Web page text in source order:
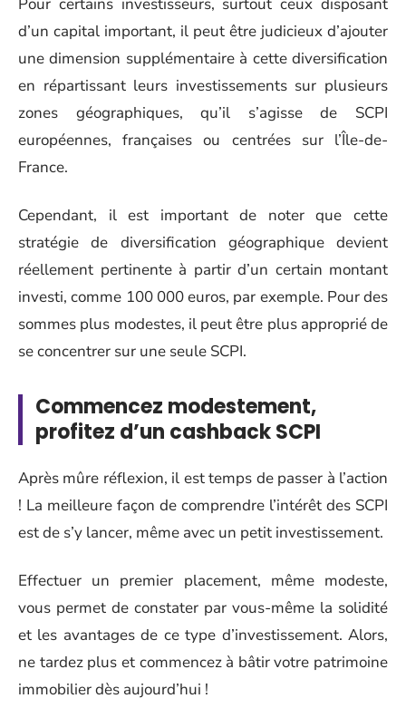
d’un capital important, il peut être judicieux d’ajouter
une dimension supplémentaire à cette diversification
en répartissant leurs investissements sur plusieurs
zones géographiques, qu’il s’agisse de SCPI
européennes, françaises ou centrées sur l’Île-de-
France.
Cependant, il est important de noter que cette
stratégie de diversification géographique devient
réellement pertinente à partir d’un certain montant
investi, comme 100 000 euros, par exemple. Pour des
sommes plus modestes, il peut être plus approprié de
se concentrer sur une seule SCPI.
Commencez modestement,
profitez d’un cashback SCPI
Après mûre réflexion, il est temps de passer à l’action
! La meilleure façon de comprendre l’intérêt des SCPI
est de s’y lancer, même avec un petit investissement.
Effectuer un premier placement, même modeste,
vous permet de constater par vous-même la solidité
et les avantages de ce type d’investissement. Alors,
ne tardez plus et commencez à bâtir votre patrimoine
immobilier dès aujourd’hui !